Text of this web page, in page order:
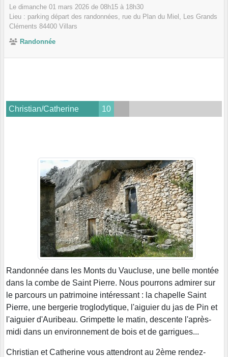
Le dimanche 01 mars 2026 de 08h15 à 18h30
Lieu : parking départ des randonnées, rue du Plan du Miel, Les Grands
Cléments 84400 Villars
Randonnée
Christian/Catherine 10
Randonnée dans les Monts du Vaucluse, une belle montée
dans la combe de Saint Pierre. Nous pourrons admirer sur
le parcours un patrimoine intéressant : la chapelle Saint
Pierre, une bergerie troglodytique, l'aiguier du jas de Pin et
l'aiguier d'Auribeau. Grimpette le matin, descente l'après-
midi dans un environnement de bois et de garrigues...
Christian et Catherine vous attendront au 2ème rendez-